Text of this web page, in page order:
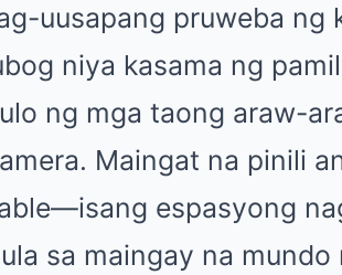
uusapang pruweba ng
niya kasama ng
ng mga taong araw-
Maingat na pinili
espasyong
sa maingay na